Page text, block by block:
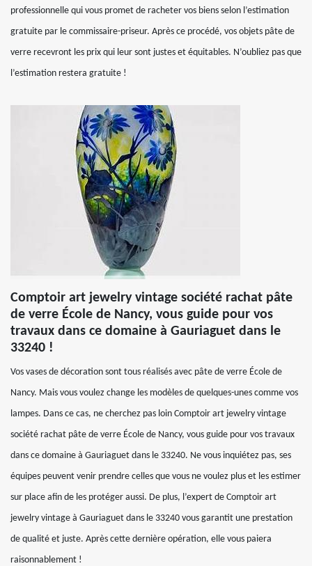
professionnelle qui vous promet de racheter vos biens selon l’estimation
gratuite par le commissaire-priseur. Après ce procédé, vos objets pâte de
verre recevront les prix qui leur sont justes et équitables. N’oubliez pas que
l’estimation restera gratuite !
Comptoir art jewelry vintage société rachat pâte
de verre École de Nancy, vous guide pour vos
travaux dans ce domaine à Gauriaguet dans le
33240 !
Vos vases de décoration sont tous réalisés avec pâte de verre École de
Nancy. Mais vous voulez change les modèles de quelques-unes comme vos
lampes. Dans ce cas, ne cherchez pas loin Comptoir art jewelry vintage
société rachat pâte de verre École de Nancy, vous guide pour vos travaux
dans ce domaine à Gauriaguet dans le 33240. Ne vous inquiétez pas, ses
équipes peuvent venir prendre celles que vous ne voulez plus et les estimer
sur place afin de les protéger aussi. De plus, l’expert de Comptoir art
jewelry vintage à Gauriaguet dans le 33240 vous garantit une prestation
de qualité et juste. Après cette dernière opération, elle vous paiera
raisonnablement !